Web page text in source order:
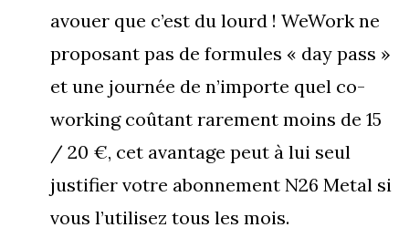
avouer que c’est du lourd ! WeWork ne
proposant pas de formules « day pass »
et une journée de n’importe quel co-
working coûtant rarement moins de 15
/ 20 €, cet avantage peut à lui seul
justifier votre abonnement N26 Metal si
vous l’utilisez tous les mois.